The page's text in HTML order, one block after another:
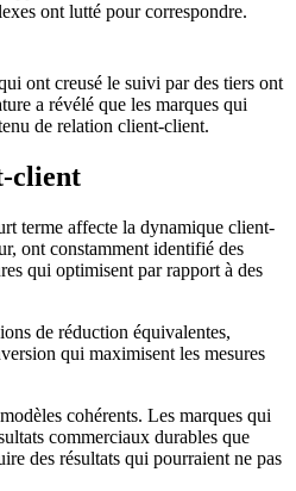
ont lutté pour correspondre.
ont creusé le suivi par des tiers ont
a révélé que les marques qui
de relation client-client.
client
terme affecte la dynamique client-
ont constamment identifié des
qui optimisent par rapport à des
de réduction équivalentes,
qui maximisent les mesures
cohérents. Les marques qui
commerciaux durables que
des résultats qui pourraient ne pas